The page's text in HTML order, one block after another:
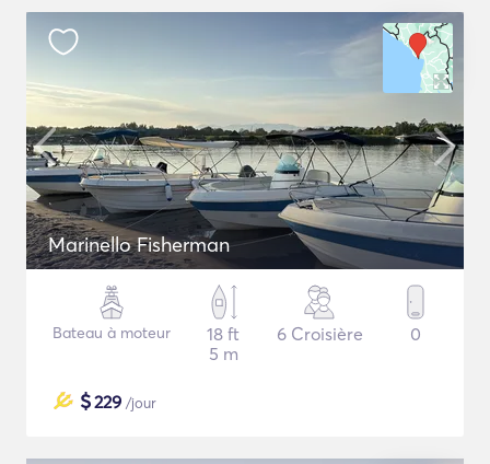
Marinello Fisherman
Bateau à moteur
18 ft
5 m
6 Croisière 0
$229 /jour